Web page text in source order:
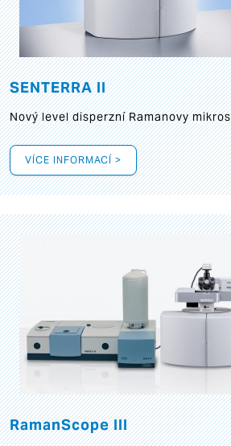
SENTERRA II
Nový level disperzní Ramanovy
VÍCE INFORMACÍ >
RamanScope III